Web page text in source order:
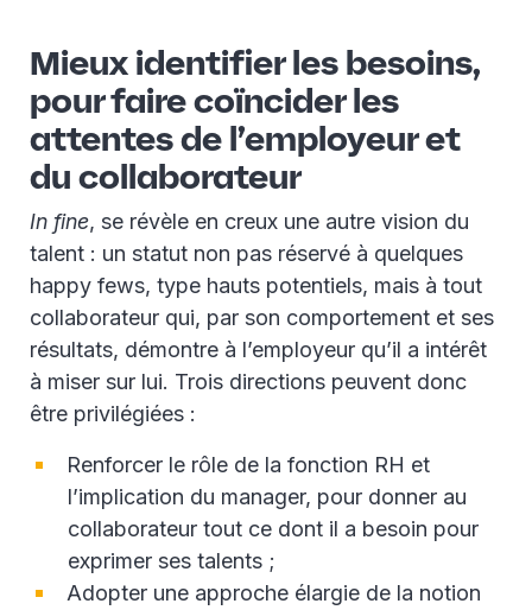
Mieux identifier les besoins,
pour faire coïncider les
attentes de l’employeur et
du collaborateur
In fine, se révèle en creux une autre vision du
talent : un statut non pas réservé à quelques
happy fews, type hauts potentiels, mais à tout
collaborateur qui, par son comportement et ses
résultats, démontre à l’employeur qu’il a intérêt
à miser sur lui. Trois directions peuvent donc
être privilégiées :
Renforcer le rôle de la fonction RH et
l’implication du manager, pour donner au
collaborateur tout ce dont il a besoin pour
exprimer ses talents ;
Adopter une approche élargie de la notion